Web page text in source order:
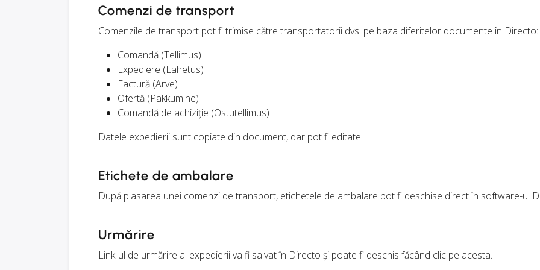
Comenzi de transport
Comenzile de transport pot fi trimise către transportatorii dvs. pe baza diferitelor documente în Directo:
Comandă (Tellimus)
Expediere (Lähetus)
Factură (Arve)
Ofertă (Pakkumine)
Comandă de achiziție (Ostutellimus)
Datele expedierii sunt copiate din document, dar pot fi editate.
Etichete de ambalare
După plasarea unei comenzi de transport, etichetele de ambalare pot fi deschise direct în software-ul
Urmărire
Link-ul de urmărire al expedierii va fi salvat în Directo și poate fi deschis făcând clic pe acesta.